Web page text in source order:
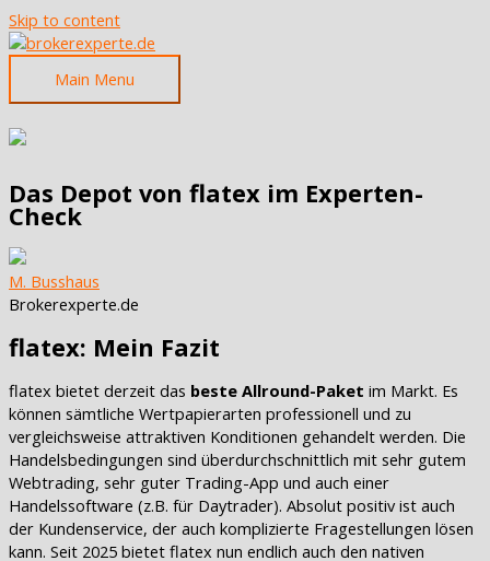
Skip to content
Main Menu
Das Depot von flatex im Experten-
Check
M. Busshaus
Brokerexperte.de
flatex: Mein Fazit
flatex bietet derzeit das beste Allround-Paket im Markt. Es
können sämtliche Wertpapierarten professionell und zu
vergleichsweise attraktiven Konditionen gehandelt werden. Die
Handelsbedingungen sind überdurchschnittlich mit sehr gutem
Webtrading, sehr guter Trading-App und auch einer
Handelssoftware (z.B. für Daytrader). Absolut positiv ist auch
der Kundenservice, der auch komplizierte Fragestellungen lösen
kann. Seit 2025 bietet flatex nun endlich auch den nativen